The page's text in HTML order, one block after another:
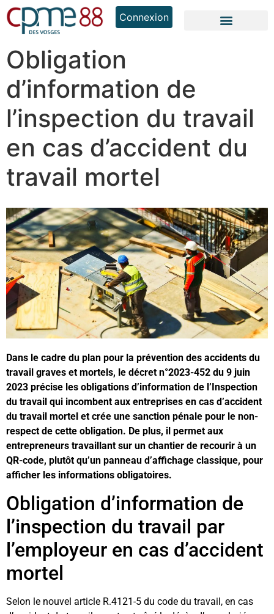
Connexion
Obligation
d’information de
l’inspection du travail
en cas d’accident du
travail mortel
Dans le cadre du plan pour la prévention des accidents du
travail graves et mortels, le décret n°2023-452 du 9 juin
2023 précise les obligations d’information de l’Inspection
du travail qui incombent aux entreprises en cas d’accident
du travail mortel et crée une sanction pénale pour le non-
respect de cette obligation. De plus, il permet aux
entrepreneurs travaillant sur un chantier de recourir à un
QR-code, plutôt qu’un panneau d’affichage classique, pour
afficher les informations obligatoires.
Obligation d’information de
l’inspection du travail par
l’employeur en cas d’accident
mortel
Selon le nouvel article R.4121-5 du code du travail, en cas